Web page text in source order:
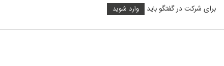
برای شرکت در گفتگو باید وارد شوید